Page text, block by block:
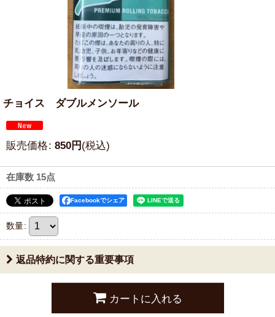
チョイス ダブルメンソール
販売価格: 850円 (税込)
在庫数 15点
Facebookでシェア
数量:
返品特約に関する重要事項
カートに入れる